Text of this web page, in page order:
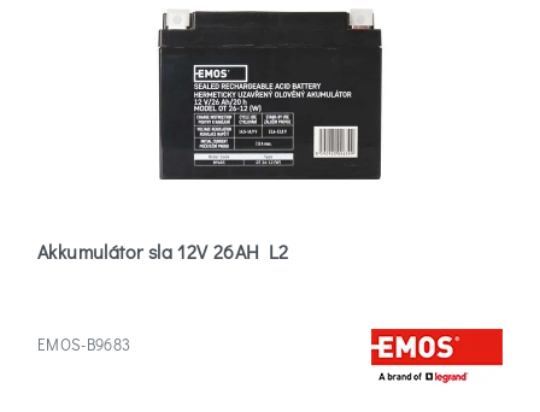
Akkumulátor sla 12V 26AH L2
EMOS-B9683